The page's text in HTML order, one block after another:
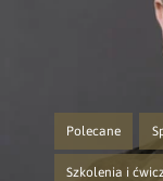
Polecane
Przejście do
Szkolenia i